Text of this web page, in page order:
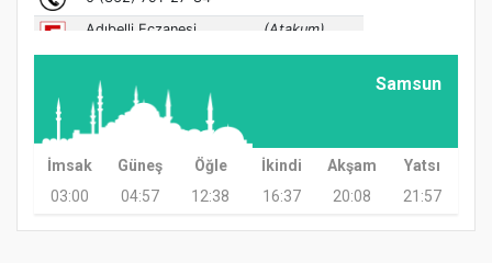
Samsun
İmsak Güneş Öğle İkindi Akşam
Yatsı
03:00
04:57 12:38 16:37 20:08 21:57